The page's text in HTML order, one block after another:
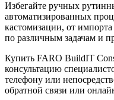
Избегайте ручных
автоматизированных
кастомизации, от
по различным задачам и
Купить FARO BuildIT
консультацию
телефону или
обратной связи или